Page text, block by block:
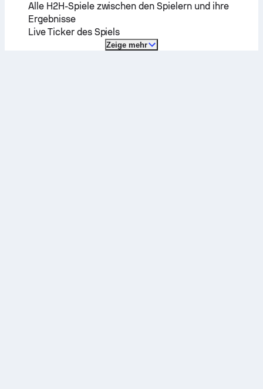
Alle H2H-Spiele zwischen den Spielern und ihre
Ergebnisse
Live Ticker des Spiels
Zeige mehr